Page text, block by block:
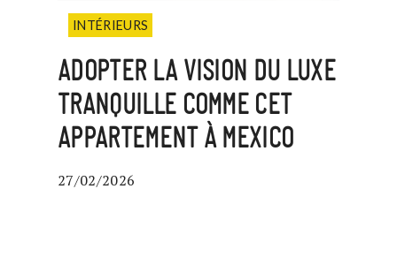
INTÉRIEURS
ADOPTER LA VISION DU LUXE
TRANQUILLE COMME CET
APPARTEMENT À MEXICO
27/02/2026